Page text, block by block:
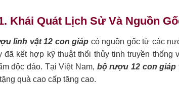
Khái Quát Lịch Sử Và Nguồn
linh vật 12 con giáp có nguồn gốc từ các
đã kết hợp kỹ thuật thổi thủy tinh truyền
độc đáo. Tại Việt Nam, bộ rượu 12 con giáp
quà cao cấp tăng cao.